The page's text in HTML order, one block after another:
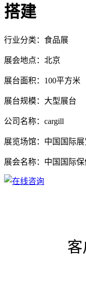
搭建
行业分类：食品展
展会地点：北京
展台面积：100平方米
展台规模：大型展台
公司名称：cargill
展览场馆：中国国际
展会名称：中国国际
客